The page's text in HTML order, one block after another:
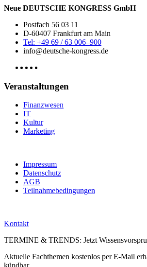
Neue DEUTSCHE KONGRESS GmbH
Postfach 56 03 11
D-60407 Frankfurt am Main
Tel: +49 69 / 63 006–900
info@deutsche-kongress.de
Veranstaltungen
Finanzwesen
IT
Kultur
Marketing
Impressum
Datenschutz
AGB
Teilnahmebedingungen
Kontakt
TERMINE & TRENDS: Jetzt
Aktuelle Fachthemen kostenlos per E-Mail